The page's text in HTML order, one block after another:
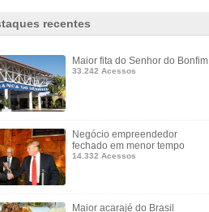
recentes
Maior fita do Senhor do Bonfim
33.242 Acessos
Negócio empreendedor
fechado em menor tempo
14.332 Acessos
Maior acarajé do Brasil